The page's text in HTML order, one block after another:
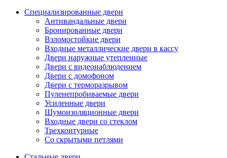
Специализированные двери
Антивандальные двери
Бронированные двери
Взломостойкие двери
Входные металлические двери в кассу
Двери наружные утепленные
Двери с видеонаблюдением
Двери с домофоном
Двери с терморазрывом
Пуленепробиваемые двери
Усиленные двери
Шумоизоляционные двери
Входные двери со стеклом
Трехконтурные
Со скрытыми петлями